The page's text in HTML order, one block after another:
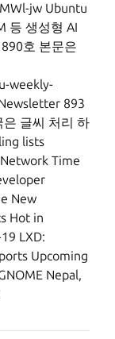
jw Ubuntu
등 생성형 AI
호 본문은
weekly-
893
글씨 처리 하
lists
Time
New
Hot in
LXD:
Upcoming
Nepal,